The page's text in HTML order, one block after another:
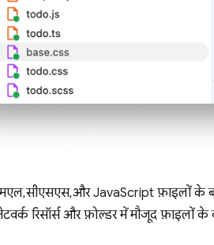
सीएसएस, और JavaScript फ़ाइलों के
रिसॉर्स और फ़ोल्डर में मौजूद फ़ाइलों के